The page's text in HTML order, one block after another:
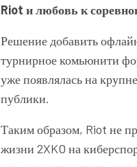
Riot и любовь к
Решение добавить
турнирное комьюнити
уже появлялась на
публики.
Таким образом, Riot не
жизни 2XKO на